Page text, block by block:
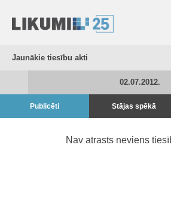
Jaunākie tiesību akti
02.07.2012.
Publicēti Stājas spēkā
Nav atrasts neviens